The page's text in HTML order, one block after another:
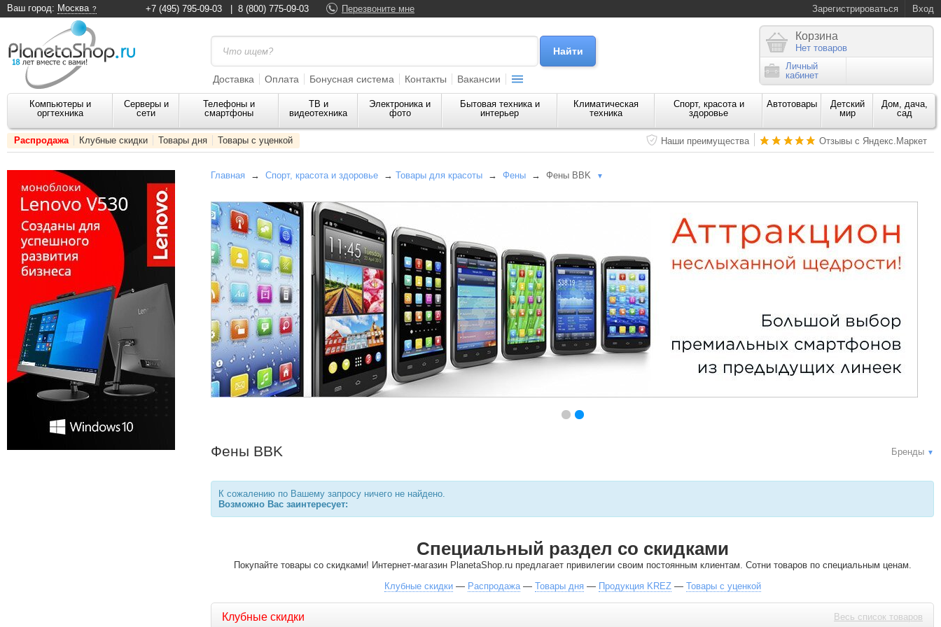
Ваш город: Москва Зарегистрироваться Вход
+7 (495) 795-09-03 8 (800) 775-09-03 Перезвоните мне
Доставка Оплата Бонусная система Контакты Вакансии
Корзина
Нет товаров
Личный
кабинет
Компьютеры и
оргтехника
Серверы и
сети
Телефоны и
смартфоны
ТВ и
видеотехника
Электроника и
фото
Бытовая техника и
интерьер
Климатическая
техника
Спорт, красота и
здоровье
Автотовары
Детский
мир
Дом, дача,
сад
Распродажа Клубные скидки Товары дня Товары с уценкой Наши преимущества Отзывы с Яндекс.Маркет
Главная →Спорт, красота и здоровье →Товары для красоты →Фены →Фены BBK ▼
Бренды ▼
Фены BBK
К сожалению по Вашему запросу ничего не найдено.
Возможно Вас заинтересует:
Специальный раздел со скидками
Покупайте товары со скидками! Интернет-магазин PlanetaShop.ru предлагает привилегии своим постоянным клиентам. Сотни товаров по специальным ценам.
Клубные скидки— Распродажа— Товары дня — Продукция KREZ— Товары с уценкой
Весь список товаров
Клубные скидки